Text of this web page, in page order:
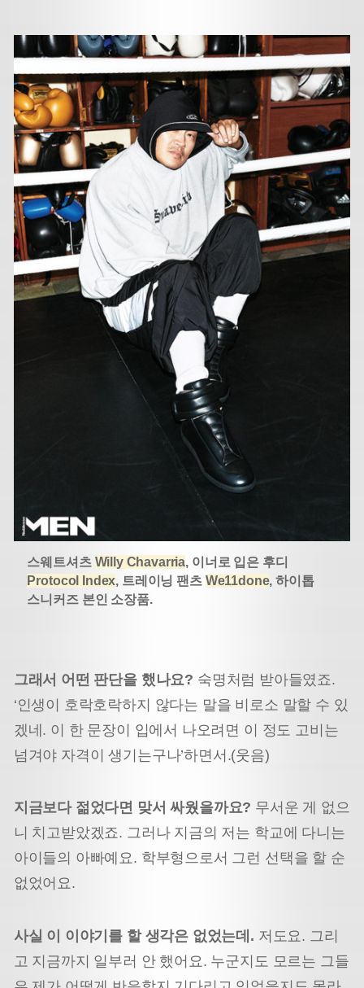
스웨트셔츠 Willy Chavarria, 이너로 입은 후디
Protocol Index, 트레이닝 팬츠 We11done, 하이톱
스니커즈 본인 소장품.
그래서 어떤 판단을 했나요? 숙명처럼 받아들였죠.
‘인생이 호락호락하지 않다는 말을 비로소 말할 수 있
겠네. 이 한 문장이 입에서 나오려면 이 정도 고비는
넘겨야 자격이 생기는구나’하면서.(웃음)
지금보다 젊었다면 맞서 싸웠을까요? 무서운 게 없으
니 치고받았겠죠. 그러나 지금의 저는 학교에 다니는
아이들의 아빠예요. 학부형으로서 그런 선택을 할 순
없었어요.
사실 이 이야기를 할 생각은 없었는데. 저도요. 그리
고 지금까지 일부러 안 했어요. 누군지도 모르는 그들